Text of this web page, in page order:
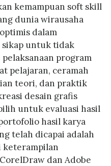
kemampuan soft skill
dunia wirausaha
dalam
sikap untuk tidak
program
pelajaran, ceramah
teori, dan praktik
desain grafis
untuk evaluasi hasil
hasil karya
telah dicapai adalah
keterampilan
dan Adobe